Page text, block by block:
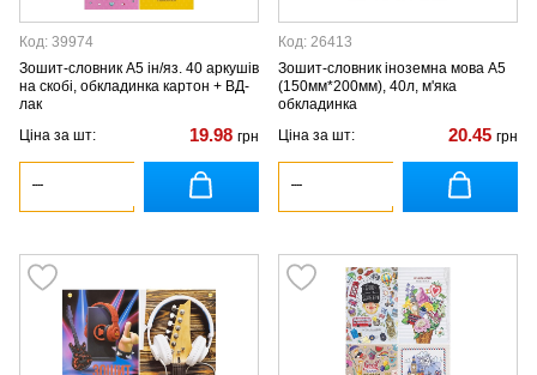
Код: 39974
Зошит-словник А5 ін/яз. 40 аркушів
на скобі, обкладинка картон + ВД-
лак
Ціна за шт:
19.98 грн
Код: 26413
Зошит-словник іноземна мова А5
(150мм*200мм), 40л, м'яка
обкладинка
Ціна за шт:
20.45 грн